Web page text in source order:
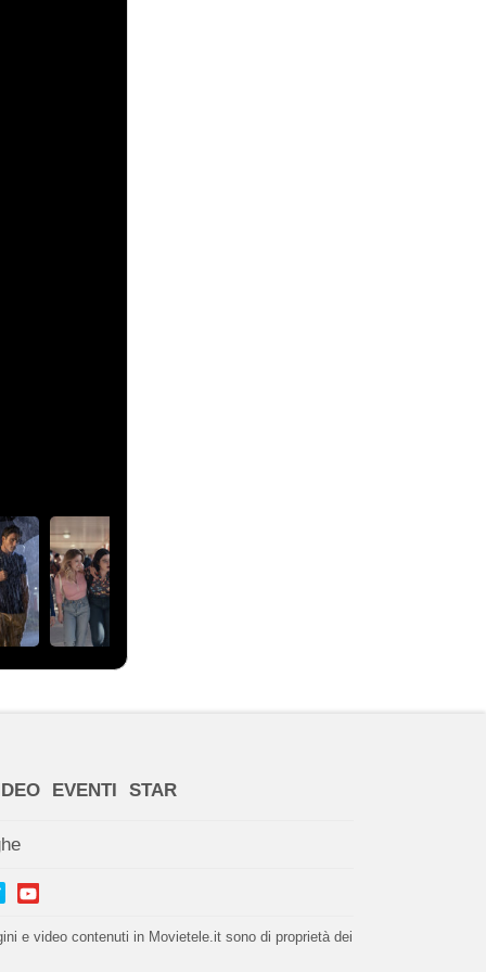
EVENTI STAR
e video contenuti in Movietele.it sono di proprietà dei